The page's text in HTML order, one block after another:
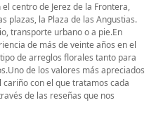
centro de Jerez de la Frontera,
plazas, la Plaza de las Angustias.
transporte urbano o a pie.En
de más de veinte años en el
de arreglos florales tanto para
de los valores más apreciados
con el que tratamos cada
de las reseñas que nos